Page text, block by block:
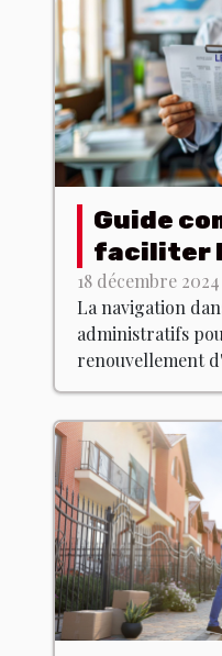
Guide
faciliter
le
numéro
18 décembre 2024
La navigation
administratifs
renouvellement